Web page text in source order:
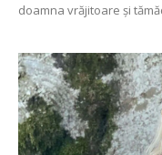
doamna vrăjitoare și